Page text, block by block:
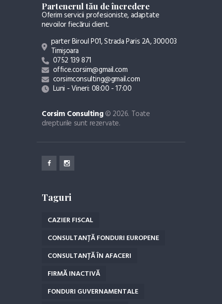
Partenerul tău de încredere
Oferim servicii profesioniste, adaptate
nevoilor fiecărui client.
parter Biroul P01, Strada Paris 2A, 300003
Timișoara
0752 139 871
office.corsim@gmail.com
corsimconsulting@gmail.com
Luni - Vineri: 08:00 - 17:00
Corsim Consulting© 2026. Toate
drepturile sunt rezervate.
Taguri
CAZIER FISCAL
CONSULTANȚĂ FONDURI EUROPENE
CONSULTANȚĂ ÎN AFACERI
FIRMĂ INACTIVĂ
FONDURI GUVERNAMENTALE